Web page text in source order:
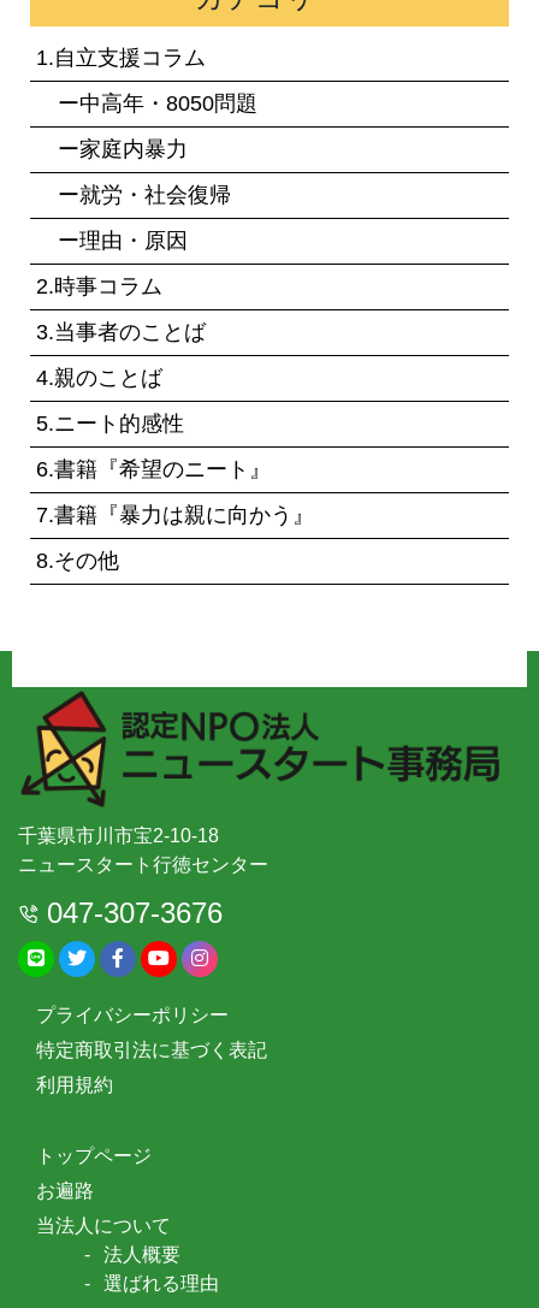
1.自立支援コラム
ー中高年・8050問題
ー家庭内暴力
ー就労・社会復帰
ー理由・原因
2.時事コラム
3.当事者のことば
4.親のことば
5.ニート的感性
6.書籍『希望のニート』
7.書籍『暴力は親に向かう』
8.その他
千葉県市川市宝2-10-18
ニュースタート行徳センター
047-307-3676
プライバシーポリシー
特定商取引法に基づく表記
利用規約
トップページ
お遍路
当法人について
法人概要
選ばれる理由